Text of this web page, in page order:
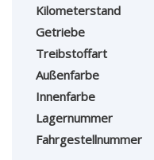
Kilometerstand
Getriebe
Treibstoffart
Außenfarbe
Innenfarbe
Lagernummer
Fahrgestellnummer